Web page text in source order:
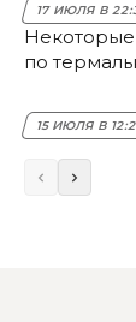
17 ИЮЛЯ В
Некоторые
по
15 ИЮЛЯ В